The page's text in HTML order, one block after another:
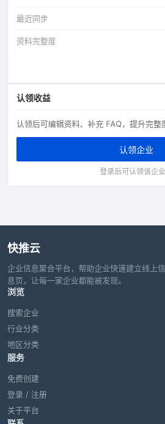
最近同步
资料完整度
认领收益
认领后可编辑资料、补充 FAQ，提升完整
认领企业
登录后可认领该企业
快推云
企业信息聚合平台，帮助企业快速建立线上信
息页，让每一家企业都能被发现。
浏览
搜索企业
行业分类
地区分类
服务
免费创建
登录 / 注册
关于平台